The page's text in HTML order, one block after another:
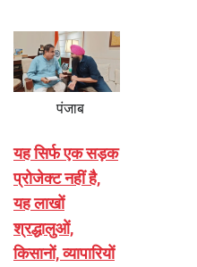
पंजाब
यह सिर्फ एक सड़क
प्रोजेक्ट नहीं है,
यह लाखों
श्रद्धालुओं,
किसानों, व्यापारियों